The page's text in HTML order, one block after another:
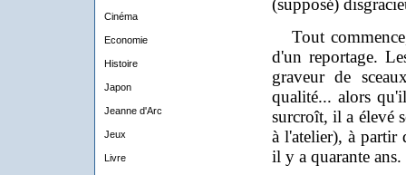
Cinéma
Economie
Histoire
Japon
Jeanne d'Arc
Jeux
Livre
(supposé)
Tout
d'un reportage.
graveur de
qualité... alors
surcroît, il a élevé
à l'atelier), à partir
il y a quarante ans.